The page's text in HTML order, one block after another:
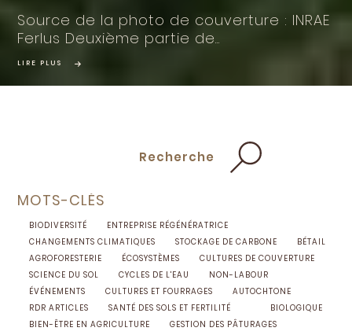
Source de la photo de couverture : INRAE
Ferlus Deuxième partie de...
LIRE PLUS
Recherche
MOTS-CLÉS
BIODIVERSITÉ
ENTREPRISE RÉGÉNÉRATRICE
CHANGEMENTS CLIMATIQUES
STOCKAGE DE CARBONE
BÉTAIL
AGROFORESTERIE
ÉCOSYSTÈMES
CULTURES DE COUVERTURE
SCIENCE DU SOL
CYCLES DE L'EAU
NON-LABOUR
ÉVÉNEMENTS
CULTURES ET FOURRAGES
AUTOCHTONE
RDR ARTICLES
SANTÉ DES SOLS ET FERTILITÉ
BIOLOGIQUE
BIEN-ÊTRE EN AGRICULTURE
GESTION DES PÂTURAGES